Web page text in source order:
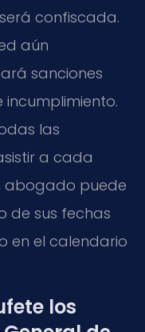
confiscada.
aún
sanciones
las
a cada
abogado puede
de sus fechas
en el calendario
los